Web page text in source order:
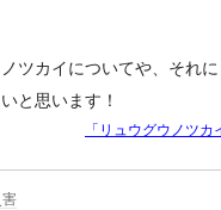
ツカイについてや、それ
と思います！
「リュウグウノツ
害